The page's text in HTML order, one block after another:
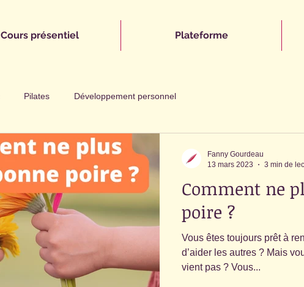
Cours présentiel Plateforme
Pilates Développement personnel
Comment ne
poire ?
Vous êtes toujours prêt à
d’aider les autres ? Mais
vient pas ? Vous...
Fanny Gourdeau
13 mars 2023
3 min de